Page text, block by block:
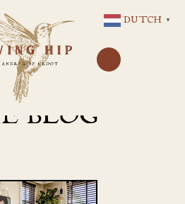
NAAR
DE
INHOUD
BLOG
DUTCH ▼